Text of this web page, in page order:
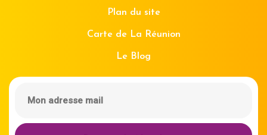
Plan du site
Carte de La Réunion
Le Blog